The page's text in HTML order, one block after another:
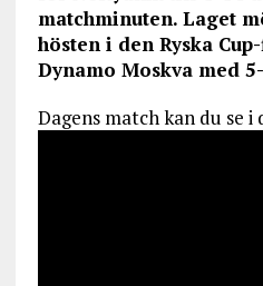
matchminuten. Laget
hösten i den Ryska
Dynamo Moskva med
Dagens match kan du se i